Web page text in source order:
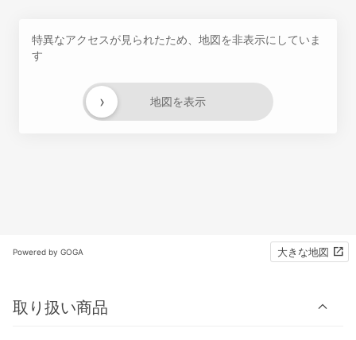
特異なアクセスが見られたため、地図を非表示にしていま
す
地図を表示
›
Powered by GOGA 大きな地図
取り扱い商品